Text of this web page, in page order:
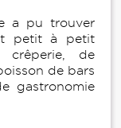
a pu trouver
petit à petit
crêperie, de
de bars
gastronomie